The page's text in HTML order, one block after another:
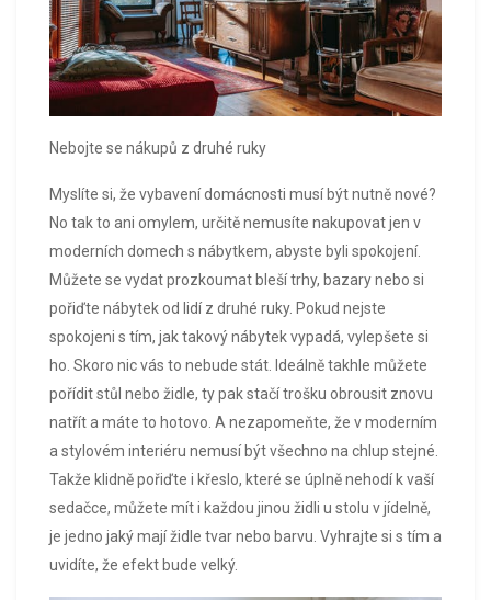
Nebojte se nákupů z druhé ruky
Myslíte si, že vybavení domácnosti musí být nutně nové?
No tak to ani omylem, určitě nemusíte nakupovat jen v
moderních domech s nábytkem, abyste byli spokojení.
Můžete se vydat prozkoumat bleší trhy, bazary nebo si
pořiďte nábytek od lidí z druhé ruky. Pokud nejste
spokojeni s tím, jak takový nábytek vypadá, vylepšete si
ho. Skoro nic vás to nebude stát. Ideálně takhle můžete
pořídit stůl nebo židle, ty pak stačí trošku obrousit znovu
natřít a máte to hotovo. A nezapomeňte, že v moderním
a stylovém interiéru nemusí být všechno na chlup stejné.
Takže klidně pořiďte i křeslo, které se úplně nehodí k vaší
sedačce, můžete mít i každou jinou židli u stolu v jídelně,
je jedno jaký mají židle tvar nebo barvu. Vyhrajte si s tím a
uvidíte, že efekt bude velký.